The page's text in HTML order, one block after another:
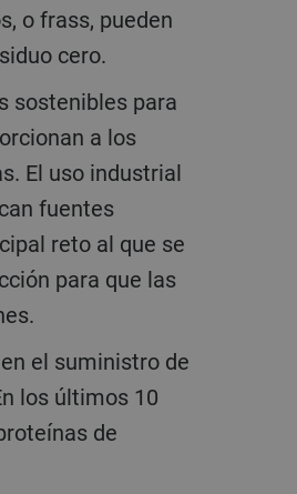
o frass, pueden
cero.
a los
El uso industrial
fuentes
reto al que se
para que las
los últimos 10
de